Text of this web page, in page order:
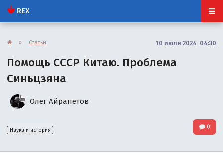
REX
» Статьи 10 июля 2024 04:30
Помощь СССР Китаю. Проблема
Синьцзяна
Олег Айрапетов
Наука и история 0